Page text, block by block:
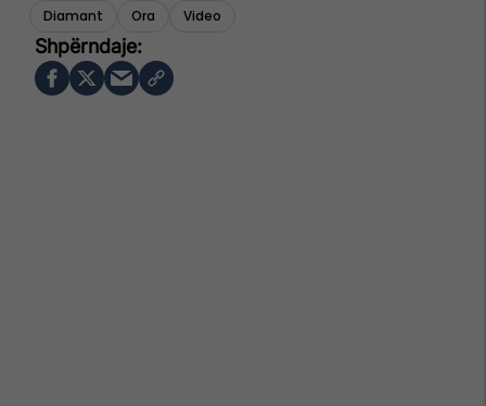
Diamant
Ora Video